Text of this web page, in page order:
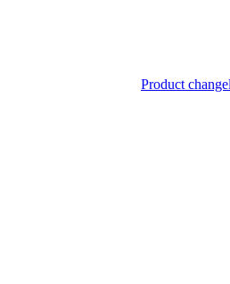
Product